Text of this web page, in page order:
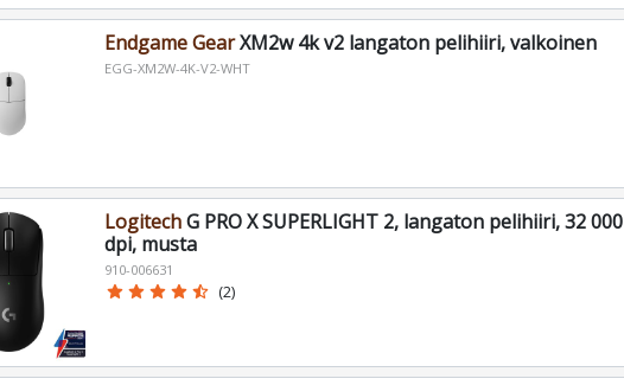
Endgame GearXM2w 4k v2 langaton pelihiiri, valkoinen
EGG-XM2W-4K-V2-WHT
LogitechG PRO X SUPERLIGHT 2, langaton pelihiiri, 32 000
dpi, musta
910-006631
star star star star star_half (2)